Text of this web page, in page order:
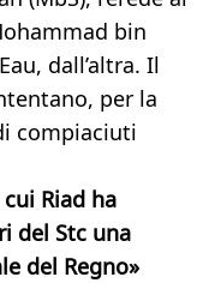
bin
dall’altra. Il
per la
compiaciuti
Riad ha
del Stc una
del Regno»